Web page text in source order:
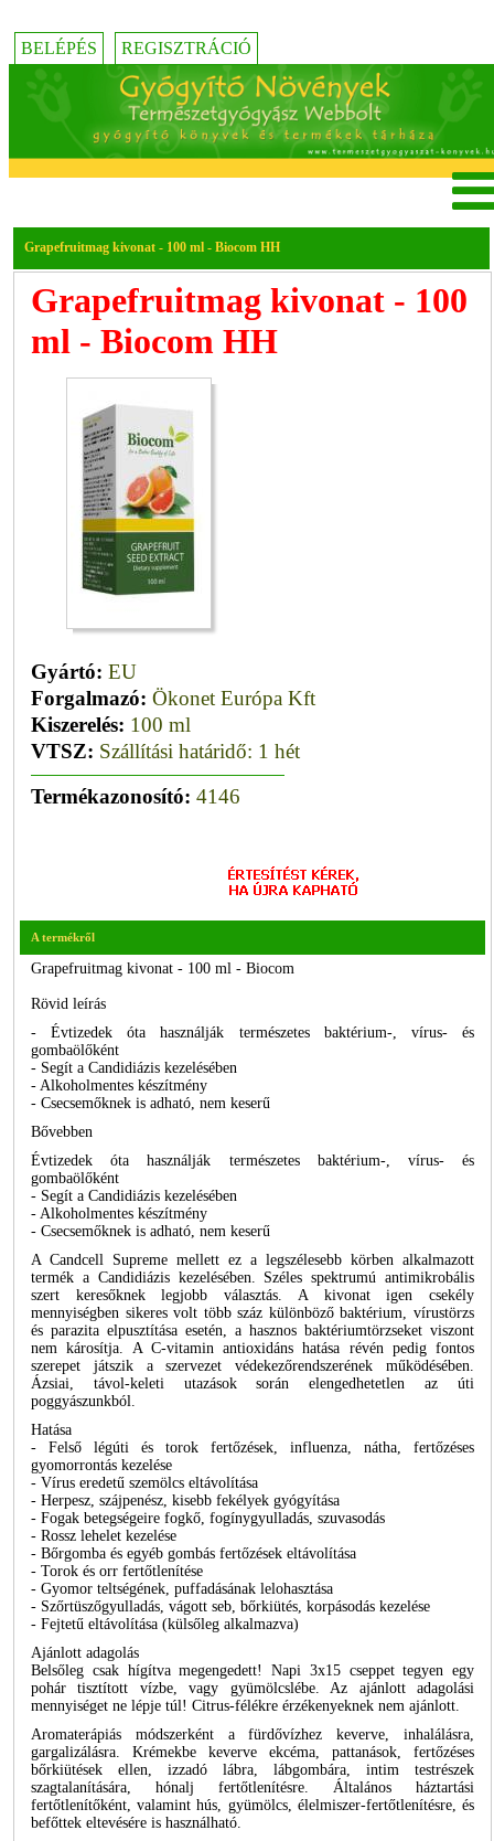
BELÉPÉS REGISZTRÁCIÓ
Grapefruitmag kivonat - 100 ml - Biocom HH
Grapefruitmag kivonat - 100
ml - Biocom HH
Gyártó: EU
Forgalmazó: Ökonet Európa Kft
Kiszerelés: 100 ml
VTSZ: Szállítási határidő: 1 hét
Termékazonosító: 4146
A termékről
Grapefruitmag kivonat - 100 ml - Biocom
Rövid leírás
- Évtizedek óta használják természetes baktérium-, vírus- és
gombaölőként
- Segít a Candidiázis kezelésében
- Alkoholmentes készítmény
- Csecsemőknek is adható, nem keserű
Bővebben
Évtizedek óta használják természetes baktérium-, vírus- és
gombaölőként
- Segít a Candidiázis kezelésében
- Alkoholmentes készítmény
- Csecsemőknek is adható, nem keserű
A Candcell Supreme mellett ez a legszélesebb körben alkalmazott
termék a Candidiázis kezelésében. Széles spektrumú antimikrobális
szert keresőknek legjobb választás. A kivonat igen csekély
mennyiségben sikeres volt több száz különböző baktérium, vírustörzs
és parazita elpusztítása esetén, a hasznos baktériumtörzseket viszont
nem károsítja. A C-vitamin antioxidáns hatása révén pedig fontos
szerepet játszik a szervezet védekezőrendszerének működésében.
Ázsiai, távol-keleti utazások során elengedhetetlen az úti
poggyászunkból.
Hatása
- Felső légúti és torok fertőzések, influenza, nátha, fertőzéses
gyomorrontás kezelése
- Vírus eredetű szemölcs eltávolítása
- Herpesz, szájpenész, kisebb fekélyek gyógyítása
- Fogak betegségeire fogkő, fogínygyulladás, szuvasodás
- Rossz lehelet kezelése
- Bőrgomba és egyéb gombás fertőzések eltávolítása
- Torok és orr fertőtlenítése
- Gyomor teltségének, puffadásának lelohasztása
- Szőrtüszőgyulladás, vágott seb, bőrkiütés, korpásodás kezelése
- Fejtetű eltávolítása (külsőleg alkalmazva)
Ajánlott adagolás
Belsőleg csak hígítva megengedett! Napi 3x15 cseppet tegyen egy
pohár tisztított vízbe, vagy gyümölcslébe. Az ajánlott adagolási
mennyiséget ne lépje túl! Citrus-félékre érzékenyeknek nem ajánlott.
Aromaterápiás módszerként a fürdővízhez keverve, inhalálásra,
gargalizálásra. Krémekbe keverve ekcéma, pattanások, fertőzéses
bőrkiütések ellen, izzadó lábra, lábgombára, intim testrészek
szagtalanítására, hónalj fertőtlenítésre. Általános háztartási
fertőtlenítőként, valamint hús, gyümölcs, élelmiszer-fertőtlenítésre, és
befőttek eltevésére is használható.